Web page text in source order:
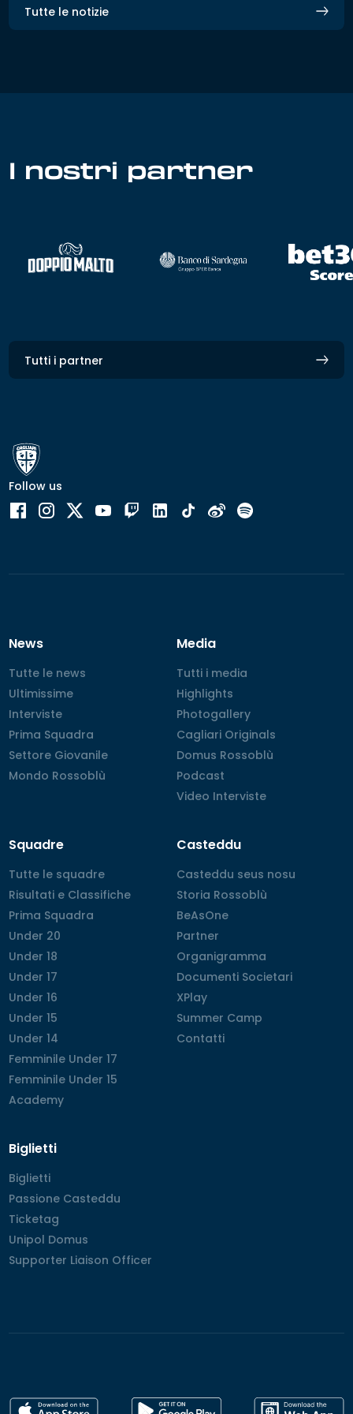
Tutte le notizie
I nostri partner
Tutti i partner
Follow us
News
Tutte le news
Tutte le news
Ultimissime
Ultimissime
Interviste
Interviste
Prima Squadra
Prima Squadra
Settore Giovanile
Settore Giovanile
Mondo Rossoblù
Mondo Rossoblù
Media
Tutti i media
Tutti i media
Highlights
Highlights
Photogallery
Photogallery
Cagliari Originals
Cagliari Originals
Domus Rossoblù
Domus Rossoblù
Podcast
Podcast
Video Interviste
Video Interviste
Squadre
Tutte le squadre
Tutte le squadre
Risultati e Classifiche
Risultati e Classifiche
Prima Squadra
Prima Squadra
Under 20
Under 20
Under 18
Under 18
Under 17
Under 17
Under 16
Under 16
Under 15
Under 15
Under 14
Under 14
Femminile Under 17
Femminile Under 17
Femminile Under 15
Femminile Under 15
Academy
Academy
Casteddu
Casteddu seus nosu
Casteddu seus nosu
Storia Rossoblù
Storia Rossoblù
BeAsOne
BeAsOne
Partner
Partner
Organigramma
Organigramma
Documenti Societari
Documenti Societari
XPlay
XPlay
Summer Camp
Summer Camp
Contatti
Contatti
Biglietti
Biglietti
Biglietti
Passione Casteddu
Passione Casteddu
Ticketag
Ticketag
Unipol Domus
Unipol Domus
Supporter Liaison Officer
Supporter Liaison Officer